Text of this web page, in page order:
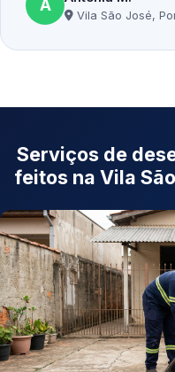
A
Vila São José,
Serviços de
feitos na Vila